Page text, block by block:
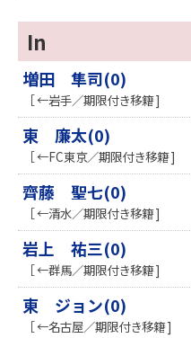
In
増田 隼司(0)
［ ←岩手／期限付き移籍 ]
東 廉太(0)
［ ←FC東京／期限付き移籍 ]
齊藤 聖七(0)
［ ←清水／期限付き移籍 ]
岩上 祐三(0)
［ ←群馬／期限付き移籍 ]
東 ジョン(0)
［ ←名古屋／期限付き移籍 ]